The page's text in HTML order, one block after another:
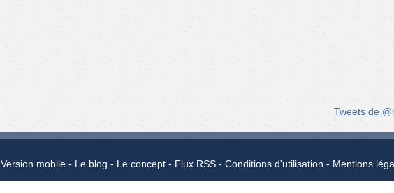
Tweets de
Version mobile Le blog Le concept Flux RSS Conditions d'utilisation Mentions